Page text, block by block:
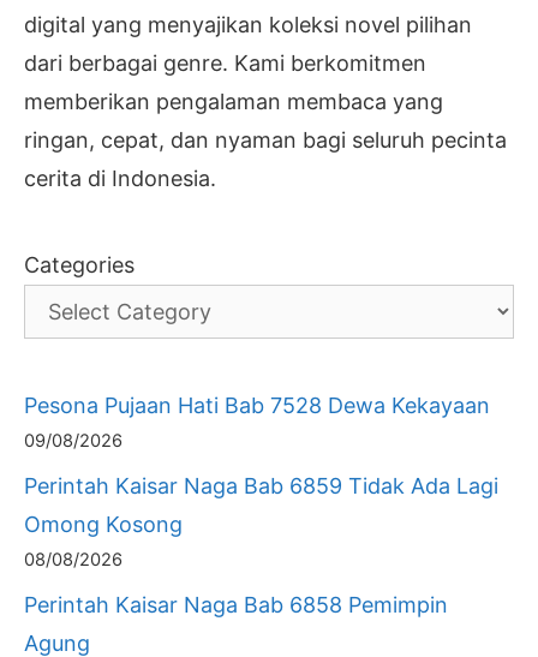
digital yang menyajikan koleksi novel pilihan
dari berbagai genre. Kami berkomitmen
memberikan pengalaman membaca yang
ringan, cepat, dan nyaman bagi seluruh pecinta
cerita di Indonesia.
Categories
Pesona Pujaan Hati Bab 7528 Dewa Kekayaan
09/08/2026
Perintah Kaisar Naga Bab 6859 Tidak Ada Lagi
Omong Kosong
08/08/2026
Perintah Kaisar Naga Bab 6858 Pemimpin
Agung